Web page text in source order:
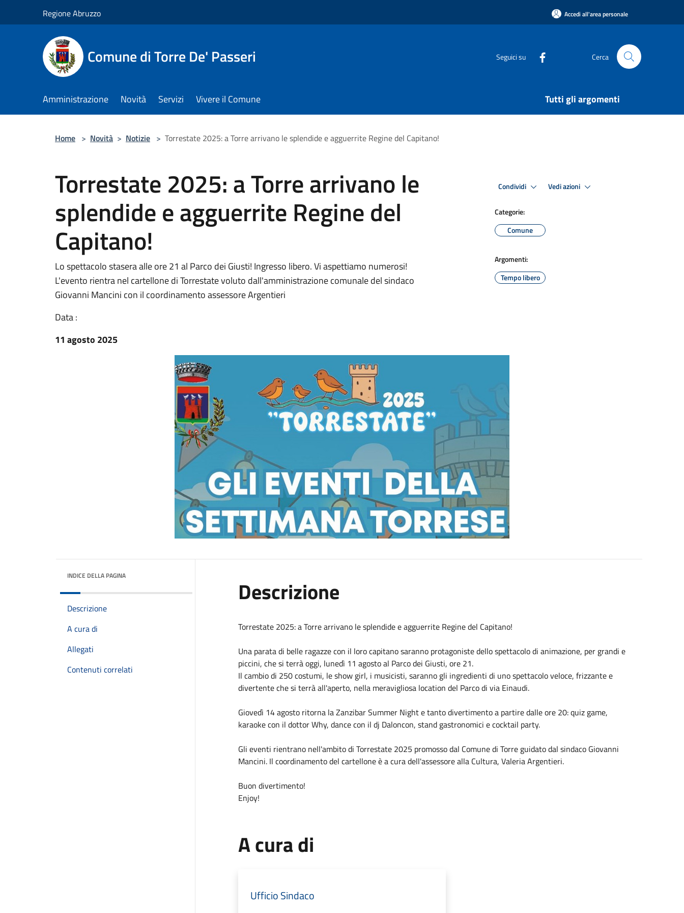
Regione Abruzzo Accedi all'area personale
Comune di Torre De' Passeri Seguici su Cerca
Amministrazione Novità Servizi Vivere il Comune Tutti gli argomenti
Home > Novità > Notizie > Torrestate 2025: a Torre arrivano le splendide e agguerrite Regine del Capitano!
Torrestate 2025: a Torre arrivano le
splendide e agguerrite Regine del
Capitano!
Lo spettacolo stasera alle ore 21 al Parco dei Giusti! Ingresso libero. Vi aspettiamo numerosi!
L'evento rientra nel cartellone di Torrestate voluto dall'amministrazione comunale del sindaco
Giovanni Mancini con il coordinamento assessore Argentieri
Data :
11 agosto 2025
Condividi Vedi azioni
Categorie:
Comune
Argomenti:
Tempo libero
INDICE DELLA PAGINA
Descrizione
A cura di
Allegati
Contenuti correlati
Descrizione
Torrestate 2025: a Torre arrivano le splendide e agguerrite Regine del Capitano!
Una parata di belle ragazze con il loro capitano saranno protagoniste dello spettacolo di animazione, per grandi e
piccini, che si terrà oggi, lunedì 11 agosto al Parco dei Giusti, ore 21.
Il cambio di 250 costumi, le show girl, i musicisti, saranno gli ingredienti di uno spettacolo veloce, frizzante e
divertente che si terrà all'aperto, nella meravigliosa location del Parco di via Einaudi.
Giovedì 14 agosto ritorna la Zanzibar Summer Night e tanto divertimento a partire dalle ore 20: quiz game,
karaoke con il dottor Why, dance con il dj Daloncon, stand gastronomici e cocktail party.
Gli eventi rientrano nell'ambito di Torrestate 2025 promosso dal Comune di Torre guidato dal sindaco Giovanni
Mancini. Il coordinamento del cartellone è a cura dell'assessore alla Cultura, Valeria Argentieri.
Buon divertimento!
Enjoy!
A cura di
Ufficio Sindaco